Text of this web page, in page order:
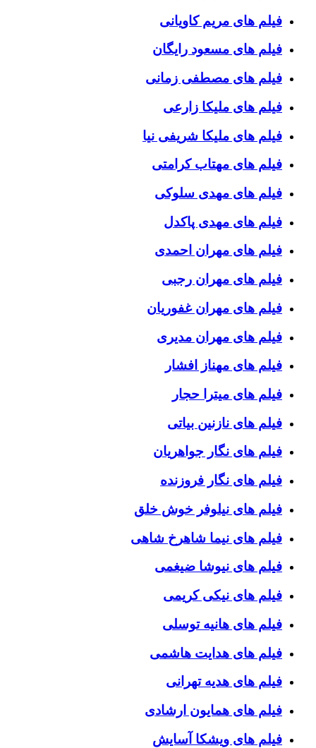
فیلم های مریم کاویانی
فیلم های مسعود رایگان
فیلم های مصطفی زمانی
فیلم های ملیکا زارعی
فیلم های ملیکا شریفی نیا
فیلم های مهتاب کرامتی
فیلم های مهدی سلوکی
فیلم های مهدی پاکدل
فیلم های مهران احمدی
فیلم های مهران رجبی
فیلم های مهران غفوریان
فیلم های مهران مدیری
فیلم های مهناز افشار
فیلم های میترا حجار
فیلم های نازنین بیاتی
فیلم های نگار جواهریان
فیلم های نگار فروزنده
فیلم های نیلوفر خوش خلق
فیلم های نیما شاهرخ شاهی
فیلم های نیوشا ضیغمی
فیلم های نیکی کریمی
فیلم های هانیه توسلی
فیلم های هدایت هاشمی
فیلم های هدیه تهرانی
فیلم های همایون ارشادی
فیلم های ویشکا آسایش